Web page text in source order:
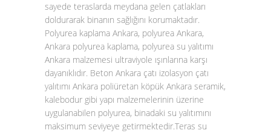
sayede teraslarda meydana gelen çatlakları
doldurarak binanın sağlığını korumaktadır.
Polyurea kaplama Ankara, polyurea Ankara,
Ankara polyurea kaplama, polyurea su yalıtımı
Ankara malzemesi ultraviyole ışınlarına karşı
dayanıklıdır. Beton Ankara çatı izolasyon çatı
yalıtımı Ankara poliüretan köpük Ankara seramik,
kalebodur gibi yapı malzemelerinin üzerine
uygulanabilen polyurea, binadaki su yalıtımını
maksimum seviyeye getirmektedir.Teras su